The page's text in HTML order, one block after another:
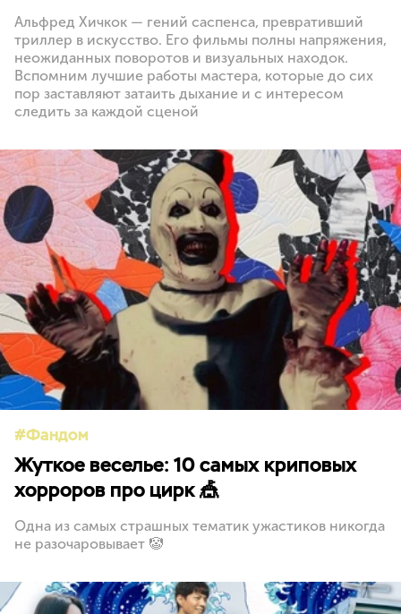
Альфред Хичкок — гений саспенса, превративший
триллер в искусство. Его фильмы полны напряжения,
неожиданных поворотов и визуальных находок.
Вспомним лучшие работы мастера, которые до сих
пор заставляют затаить дыхание и с интересом
следить за каждой сценой
Фандом
Жуткое веселье: 10 самых криповых
хорроров про цирк 🎪
Одна из самых страшных тематик ужастиков никогда
не разочаровывает 🤡